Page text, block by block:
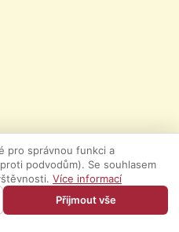
pro správnou funkci a
podvodům). Se souhlasem
Více informací
Přijmout vše